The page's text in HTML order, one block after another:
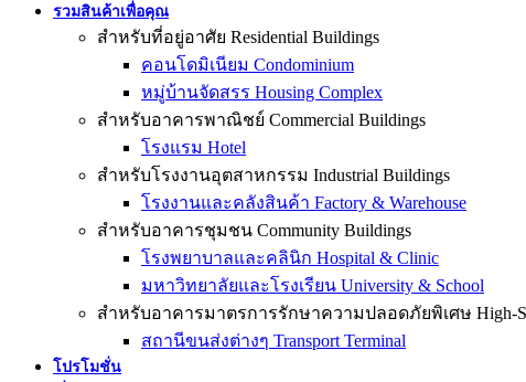
รวมสินค้าเพื่อคุณ
สำหรับที่อยู่อาศัย Residential Buildings
คอนโดมิเนียม Condominium
หมู่บ้านจัดสรร Housing Complex
สำหรับอาคารพาณิชย์ Commercial Buildings
โรงแรม Hotel
สำหรับโรงงานอุตสาหกรรม Industrial Buildings
โรงงานและคลังสินค้า Factory & Warehouse
สำหรับอาคารชุมชน Community Buildings
โรงพยาบาลและคลินิก Hospital & Clinic
มหาวิทยาลัยและโรงเรียน University & School
สำหรับอาคารมาตรการรักษาความปลอดภัยพิเศษ High-
สถานีขนส่งต่างๆ Transport Terminal
โปรโมชั่น